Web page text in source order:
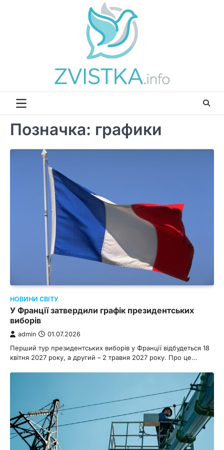
Позначка: графики
НОВИНИ СВІТУ
У Франції затвердили графік президентських
виборів
admin 01.07.2026
Перший тур президентських виборів у Франції відбудеться 18
квітня 2027 року, а другий – 2 травня 2027 року. Про це…